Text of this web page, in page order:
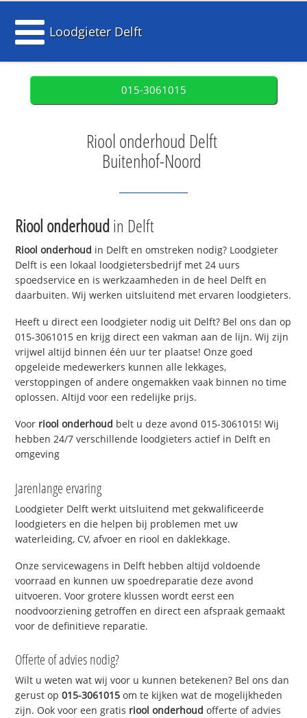
Loodgieter Delft
015-3061015
Riool onderhoud Delft
Buitenhof-Noord
Riool onderhoudin Delft
Riool onderhoud in Delft en omstreken nodig? Loodgieter
Delft is een lokaal loodgietersbedrijf met 24 uurs
spoedservice en is werkzaamheden in de heel Delft en
daarbuiten. Wij werken uitsluitend met ervaren loodgieters.
Heeft u direct een loodgieter nodig uit Delft? Bel ons dan op
015-3061015 en krijg direct een vakman aan de lijn. Wij zijn
vrijwel altijd binnen één uur ter plaatse! Onze goed
opgeleide medewerkers kunnen alle lekkages,
verstoppingen of andere ongemakken vaak binnen no time
oplossen. Altijd voor een redelijke prijs.
Voor riool onderhoud belt u deze avond 015-3061015! Wij
hebben 24/7 verschillende loodgieters actief in Delft en
omgeving
Jarenlange ervaring
Loodgieter Delft werkt uitsluitend met gekwalificeerde
loodgieters en die helpen bij problemen met uw
waterleiding, CV, afvoer en riool en daklekkage.
Onze servicewagens in Delft hebben altijd voldoende
voorraad en kunnen uw spoedreparatie deze avond
uitvoeren. Voor grotere klussen wordt eerst een
noodvoorziening getroffen en direct een afspraak gemaakt
voor de definitieve reparatie.
Offerte of advies nodig?
Wilt u weten wat wij voor u kunnen betekenen? Bel ons dan
gerust op015-3061015 om te kijken wat de mogelijkheden
zijn. Ook voor een gratis riool onderhoud offerte of advies